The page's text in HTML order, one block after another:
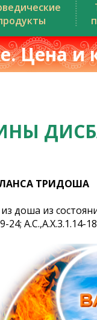
Цена и
ТРИДОША
доша из
А.С.,А.Х.3.1.14-